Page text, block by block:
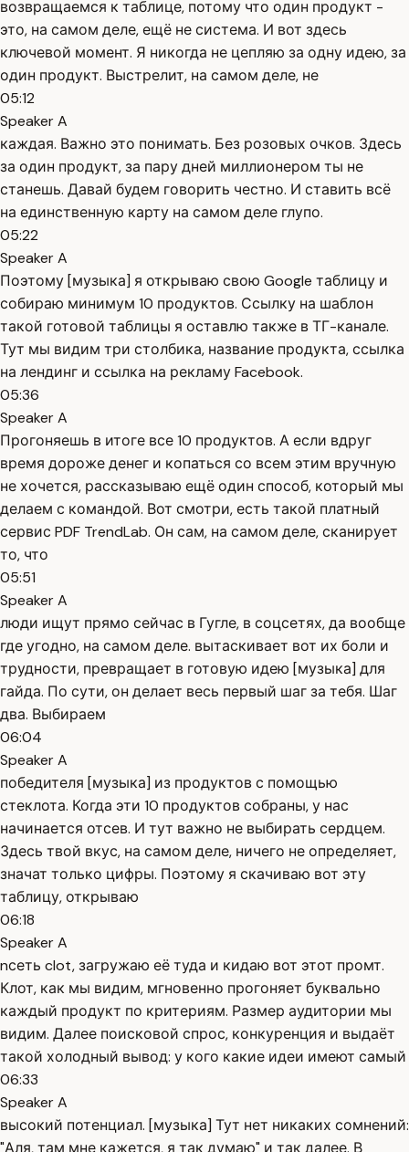
возвращаемся к таблице, потому что один продукт -
это, на самом деле, ещё не система. И вот здесь
ключевой момент. Я никогда не цепляю за одну идею, за
один продукт. Выстрелит, на самом деле, не
05:12
Speaker A
каждая. Важно это понимать. Без розовых очков. Здесь
за один продукт, за пару дней миллионером ты не
станешь. Давай будем говорить честно. И ставить всё
на единственную карту на самом деле глупо.
05:22
Speaker A
Поэтому [музыка] я открываю свою Google таблицу и
собираю минимум 10 продуктов. Ссылку на шаблон
такой готовой таблицы я оставлю также в ТГ-канале.
Тут мы видим три столбика, название продукта, ссылка
на лендинг и ссылка на рекламу Facebook.
05:36
Speaker A
Прогоняешь в итоге все 10 продуктов. А если вдруг
время дороже денег и копаться со всем этим вручную
не хочется, рассказываю ещё один способ, который мы
делаем с командой. Вот смотри, есть такой платный
сервис PDF TrendLab. Он сам, на самом деле, сканирует
то, что
05:51
Speaker A
люди ищут прямо сейчас в Гугле, в соцсетях, да вообще
где угодно, на самом деле. вытаскивает вот их боли и
трудности, превращает в готовую идею [музыка] для
гайда. По сути, он делает весь первый шаг за тебя. Шаг
два. Выбираем
06:04
Speaker A
победителя [музыка] из продуктов с помощью
стеклота. Когда эти 10 продуктов собраны, у нас
начинается отсев. И тут важно не выбирать сердцем.
Здесь твой вкус, на самом деле, ничего не определяет,
значат только цифры. Поэтому я скачиваю вот эту
таблицу, открываю
06:18
Speaker A
nсеть clot, загружаю её туда и кидаю вот этот промт.
Клот, как мы видим, мгновенно прогоняет буквально
каждый продукт по критериям. Размер аудитории мы
видим. Далее поисковой спрос, конкуренция и выдаёт
такой холодный вывод: у кого какие идеи имеют самый
06:33
Speaker A
высокий потенциал. [музыка] Тут нет никаких сомнений:
"Аля, там мне кажется, я так думаю" и так далее. В